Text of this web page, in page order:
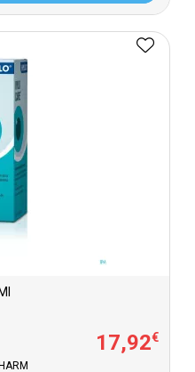
17,92€